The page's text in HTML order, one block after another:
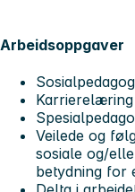
Arbeidsoppgaver
Veilede og
sosiale og/
betydning for